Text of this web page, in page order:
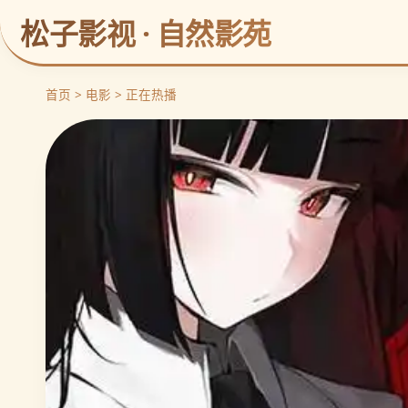
松子影视 · 自然影苑
首页 > 电影 > 正在热播